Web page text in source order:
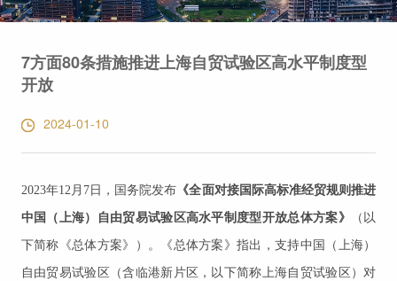
7方面80条措施推进上海自贸试验区高水平制度型
开放
2024-01-10
2023年12月7日，国务院发布 《全面对接国际高标准经贸规则推进
中国（上海）自由贸易试验区高水平制度型开放总体方案》 （以
下简称《总体方案》）。《总体方案》指出，支持中国（上海）
自由贸易试验区（含临港新片区，以下简称上海自贸试验区）对